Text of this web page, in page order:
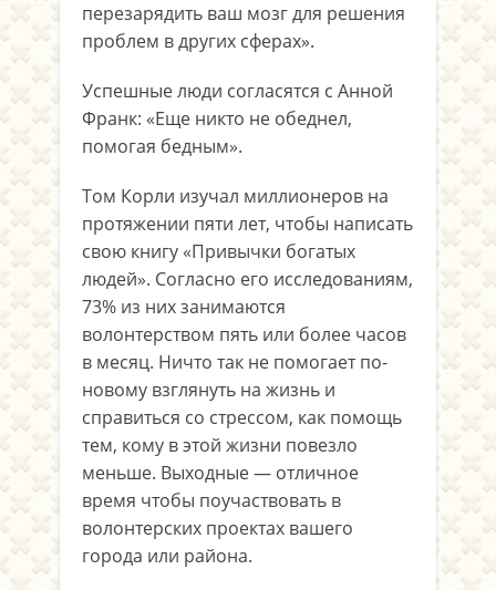
перезарядить ваш мозг для решения
проблем в других сферах».
Успешные люди согласятся с Анной
Франк: «Еще никто не обеднел,
помогая бедным».
Том Корли изучал миллионеров на
протяжении пяти лет, чтобы написать
свою книгу «Привычки богатых
людей». Согласно его исследованиям,
73% из них занимаются
волонтерством пять или более часов
в месяц. Ничто так не помогает по-
новому взглянуть на жизнь и
справиться со стрессом, как помощь
тем, кому в этой жизни повезло
меньше. Выходные — отличное
время чтобы поучаствовать в
волонтерских проектах вашего
города или района.